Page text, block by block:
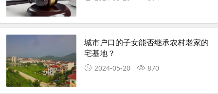
城市户口的子女能否继承农村老家的
宅基地？
2024-05-20 870